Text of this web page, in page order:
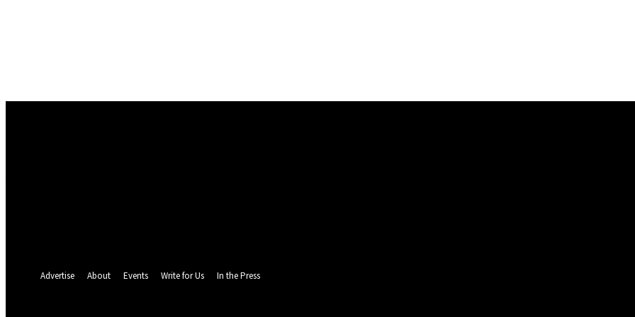
Advertise About Events Write for Us In the Press